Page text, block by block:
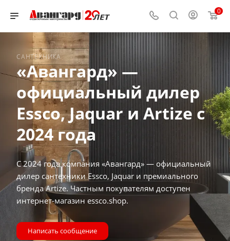
0
САНТЕХНИКА
«Авангард» —
официальный дилер
Essco, Jaquar и Artize с
2024 года
С 2024 года компания «Авангард» — официальный
дилер сантехники Essco, Jaquar и премиального
бренда Artize. Частным покупателям доступен
интернет-магазин essco.shop.
Написать сообщение